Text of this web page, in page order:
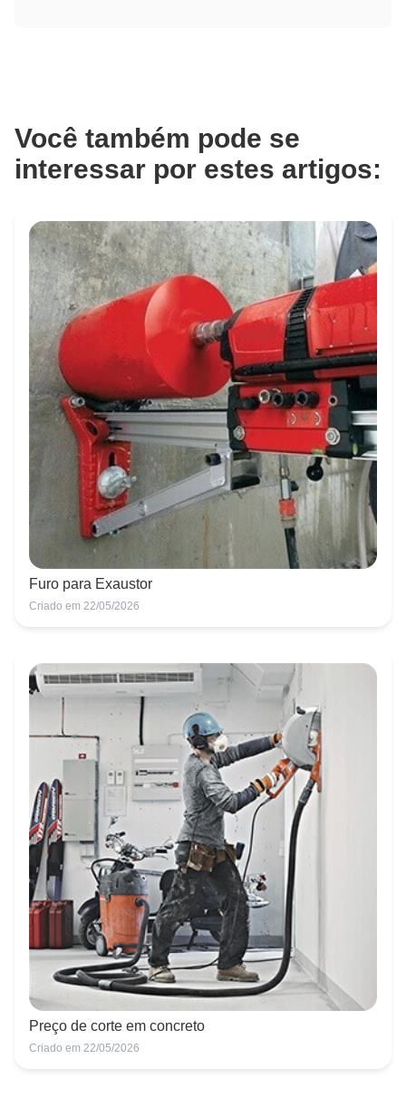
Você também pode se
interessar por estes artigos:
Furo para Exaustor
Criado em 22/05/2026
Preço de corte em concreto
Criado em 22/05/2026